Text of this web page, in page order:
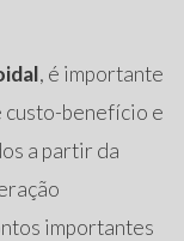
, é importante
custo-benefício e
a partir da
importantes